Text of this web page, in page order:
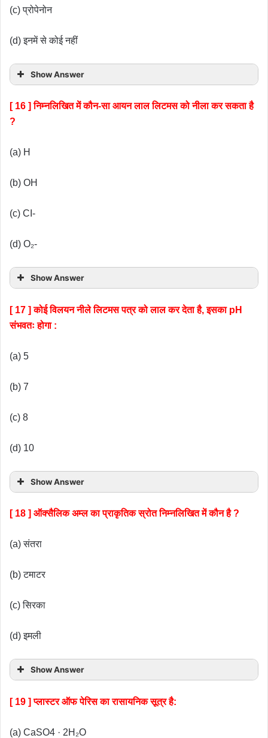
(c) प्रोपेनोन
(d) इनमें से कोई नहीं
Show Answer
[ 16 ] निम्नलिखित में कौन-सा आयन लाल लिटमस को नीला कर सकता है
?
(a) H
(b) OH
(c) CI-
(d) O₂-
Show Answer
[ 17 ] कोई विलयन नीले लिटमस पत्र को लाल कर देता है, इसका pH
संभवतः होगा :
(a) 5
(b) 7
(c) 8
(d) 10
Show Answer
[ 18 ] ऑक्सैलिक अम्ल का प्राकृतिक स्रोत निम्नलिखित में कौन है ?
(a) संतरा
(b) टमाटर
(c) सिरका
(d) इमली
Show Answer
[ 19 ] प्लास्टर ऑफ पेरिस का रासायनिक सूत्र है:
(a) CaSO4 · 2H₂O